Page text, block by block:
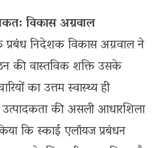
विकास अग्रवाल
निदेशक विकास अग्रवाल ने
की वास्तविक शक्ति उसके
का उत्तम स्वास्थ्य ही
की असली आधारशिला
कि स्काई एलॉयज प्रबंधन